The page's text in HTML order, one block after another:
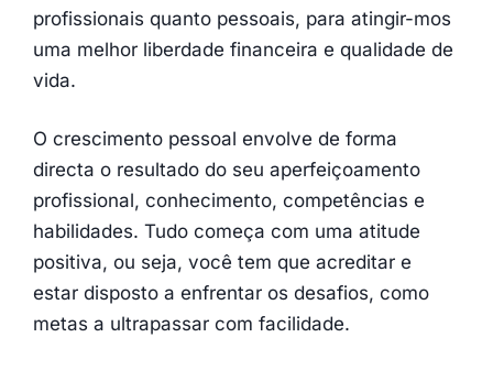
profissionais quanto pessoais, para atingir-mos
uma melhor liberdade financeira e qualidade de
vida.
O crescimento pessoal envolve de forma
directa o resultado do seu aperfeiçoamento
profissional, conhecimento, competências e
habilidades. Tudo começa com uma atitude
positiva, ou seja, você tem que acreditar e
estar disposto a enfrentar os desafios, como
metas a ultrapassar com facilidade.